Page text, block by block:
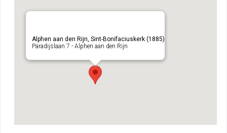
Alphen aan den Rijn, Sint-Bonifaciuskerk (1885)
Paradijslaan 7 - Alphen aan den Rijn